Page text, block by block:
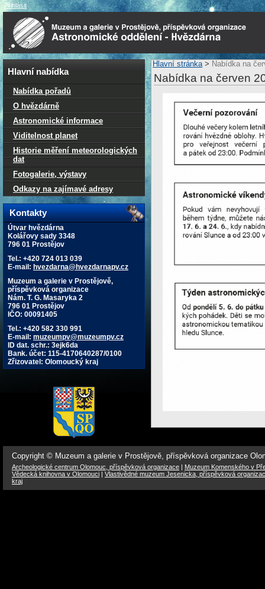
Hlavní nabídka
Nabídka pořadů
O hvězdárně
Astronomické informace
Viditelnost planet
Historie měření meteorologických
dat
Fotogalerie, výstavy
Odkazy na zajímavé adresy
Kontakty
Útvar hvězdárna
Kolářovy sady 3348
796 01 Prostějov
Tel.: +420 724 013 039
E-mail: hvezdarna@hvezdarnapv.cz
Muzeum a galerie v Prostějově,
příspěvková organizace
Nám. T. G. Masaryka 2
796 01 Prostějov
IČO: 00091405
Tel.: +420 582 330 991
E-mail: muzeumpv@muzeumpv.cz
ID dat. schr.: 3ejk6da
Bank. účet: 115-4170640287/0100
Zřizovatel: Olomoucký kraj
Hlavní stránka> Nabídka na
Nabídka na červen
Copyright © Muzeum a galerie v Prostějově, příspěvková organizace
Archeologické centrum Olomouc, příspěvková organizace | Muzeum Komenského v
Vědecká knihovna v Olomouci | Vlastivědné muzeum Jesenicka, příspěvková
kraj
Přihlásit